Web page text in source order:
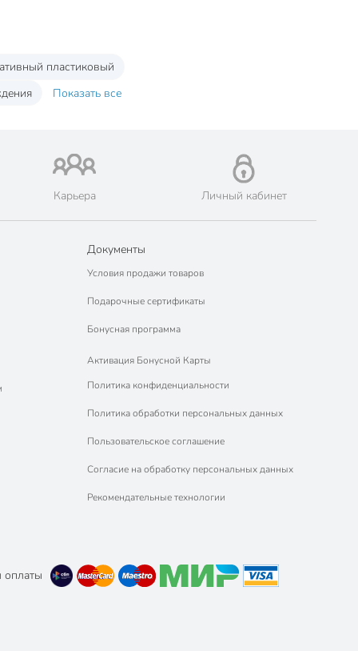
пластиковый
Показать все
Карьера Личный кабинет
Документы
Условия продажи товаров
Подарочные сертификаты
Бонусная программа
Активация Бонусной Карты
Политика конфиденциальности
Политика обработки персональных данных
Пользовательское соглашение
Согласие на обработку персональных данных
Рекомендательные технологии
оплаты